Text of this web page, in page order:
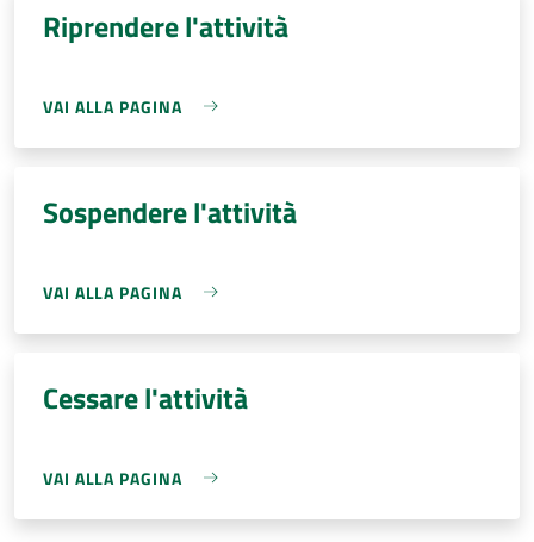
Riprendere l'attività
VAI ALLA PAGINA
Sospendere l'attività
VAI ALLA PAGINA
Cessare l'attività
VAI ALLA PAGINA